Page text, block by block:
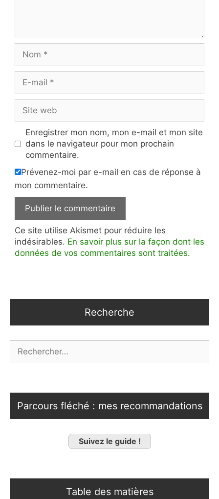
mail
web
Enregistrer mon nom, mon e-mail et mon site
dans le navigateur pour mon prochain
commentaire.
Prévenez-moi par e-mail en cas de réponse à
mon commentaire.
Ce site utilise Akismet pour réduire les
indésirables. En savoir plus sur la façon dont les
données de vos commentaires sont traitées.
Recherche
Parcours fléché : mes recommandations
Suivez le guide !
Table des matières